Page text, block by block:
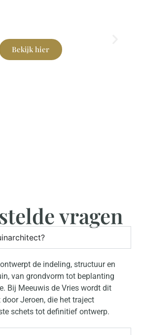
Bekijk hier
vragen
de indeling, structuur en
van grondvorm tot beplanting
Bij Meeuwis de Vries wordt dit
Jeroen, die het traject
schets tot definitief ontwerp.